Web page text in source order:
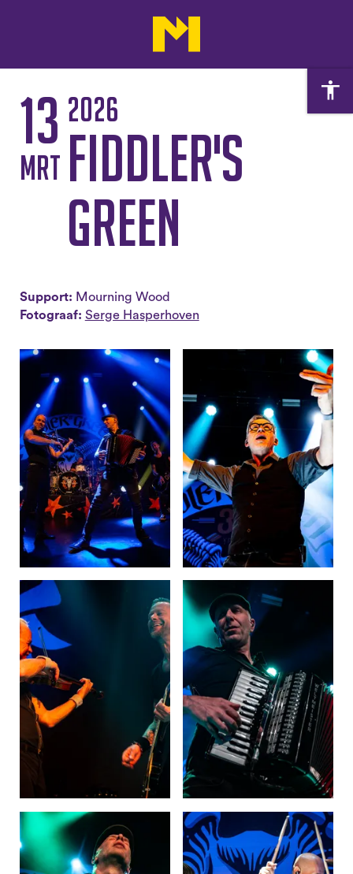
13
mrt
2026
Fiddler's
Green
Support: Mourning Wood
Fotograaf: Serge Hasperhoven